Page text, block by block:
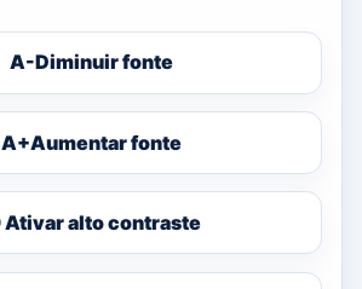
A-Diminuir fonte
A+Aumentar fonte
Ativar alto contraste